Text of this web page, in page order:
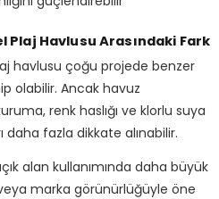
Plaj Havlusu Arasındaki Fark
havlusu çoğu projede benzer
olabilir. Ancak havuz
renk haslığı ve klorlu suya
daha fazla dikkate alınabilir.
alan kullanımında daha büyük
marka görünürlüğüyle öne